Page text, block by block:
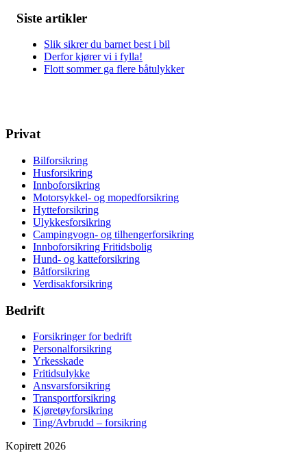
Siste artikler
Slik sikrer du barnet best i bil
Derfor kjører vi i fylla!
Flott sommer ga flere båtulykker
Privat
Bilforsikring
Husforsikring
Innboforsikring
Motorsykkel- og mopedforsikring
Hytteforsikring
Ulykkesforsikring
Campingvogn- og tilhengerforsikring
Innboforsikring Fritidsbolig
Hund- og katteforsikring
Båtforsikring
Verdisakforsikring
Bedrift
Forsikringer for bedrift
Personalforsikring
Yrkesskade
Fritidsulykke
Ansvarsforsikring
Transportforsikring
Kjøretøyforsikring
Ting/Avbrudd – forsikring
Kopirett 2026